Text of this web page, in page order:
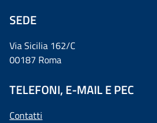
SEDE
Via Sicilia 162/C
00187 Roma
TELEFONI, E-MAIL E PEC
Contatti